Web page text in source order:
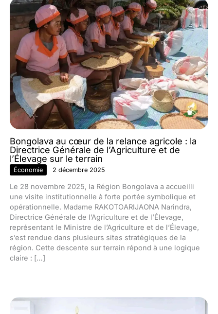
Bongolava au cœur de la relance agricole : la
Directrice Générale de l’Agriculture et de
l’Élevage sur le terrain
Économie 2 décembre 2025
Le 28 novembre 2025, la Région Bongolava a accueilli
une visite institutionnelle à forte portée symbolique et
opérationnelle. Madame RAKOTOARIJAONA Narindra,
Directrice Générale de l’Agriculture et de l’Élevage,
représentant le Ministre de l’Agriculture et de l’Élevage,
s’est rendue dans plusieurs sites stratégiques de la
région. Cette descente sur terrain répond à une logique
claire : […]